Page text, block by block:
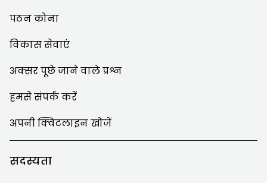
पठन कोना
विकास सेवाएं
अक्सर पूछे जाने वाले प्रश्न
हमसे संपर्क करें
अपनी क्विटलाइन खोजें
सदस्यता